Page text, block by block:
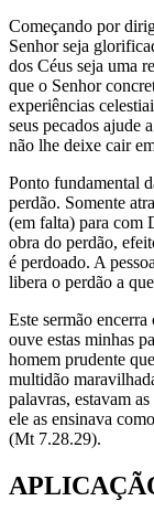
Começando por
Senhor seja
dos Céus seja uma
que o Senhor
experiências
seus pecados ajude
não lhe deixe cair
Ponto fundamental
perdão. Somente
(em falta) para com
obra do perdão,
é perdoado. A
libera o perdão a
Este sermão
ouve estas minhas
homem prudente
multidão
palavras, estavam
ele as ensinava
(Mt 7.28.29).